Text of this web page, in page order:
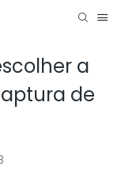
a
de